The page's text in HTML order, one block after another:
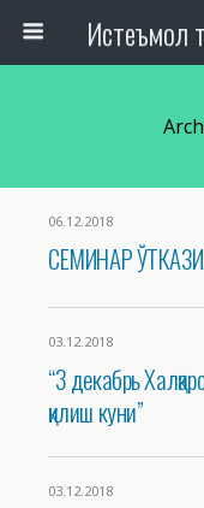
06.12.2018
СЕМИНАР
03.12.2018
“3 декабрь
қилиш куни”
03.12.2018